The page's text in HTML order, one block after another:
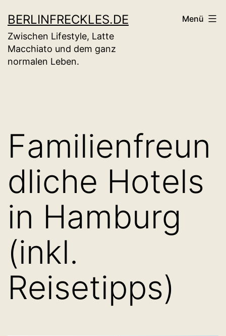
Inhalt
springen
BERLINFRECKLES.DE
Zwischen Lifestyle, Latte
Macchiato und dem ganz
normalen Leben.
Menü
Familienfreun
dliche Hotels
in Hamburg
(inkl.
Reisetipps)